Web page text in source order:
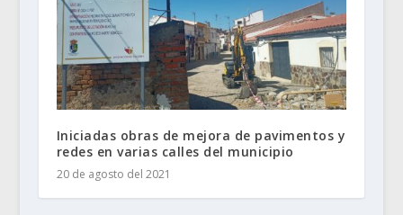
Iniciadas obras de mejora de pavimentos y
redes en varias calles del municipio
20 de agosto del 2021